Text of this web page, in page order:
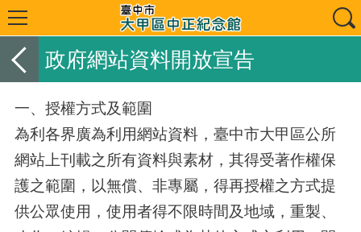
政府網站資料開放宣告
一、授權方式及範圍
為利各界廣為利用網站資料，臺中市大甲區公所
網站上刊載之所有資料與素材，其得受著作權保
護之範圍，以無償、非專屬，得再授權之方式提
供公眾使用，使用者得不限時間及地域，重製、